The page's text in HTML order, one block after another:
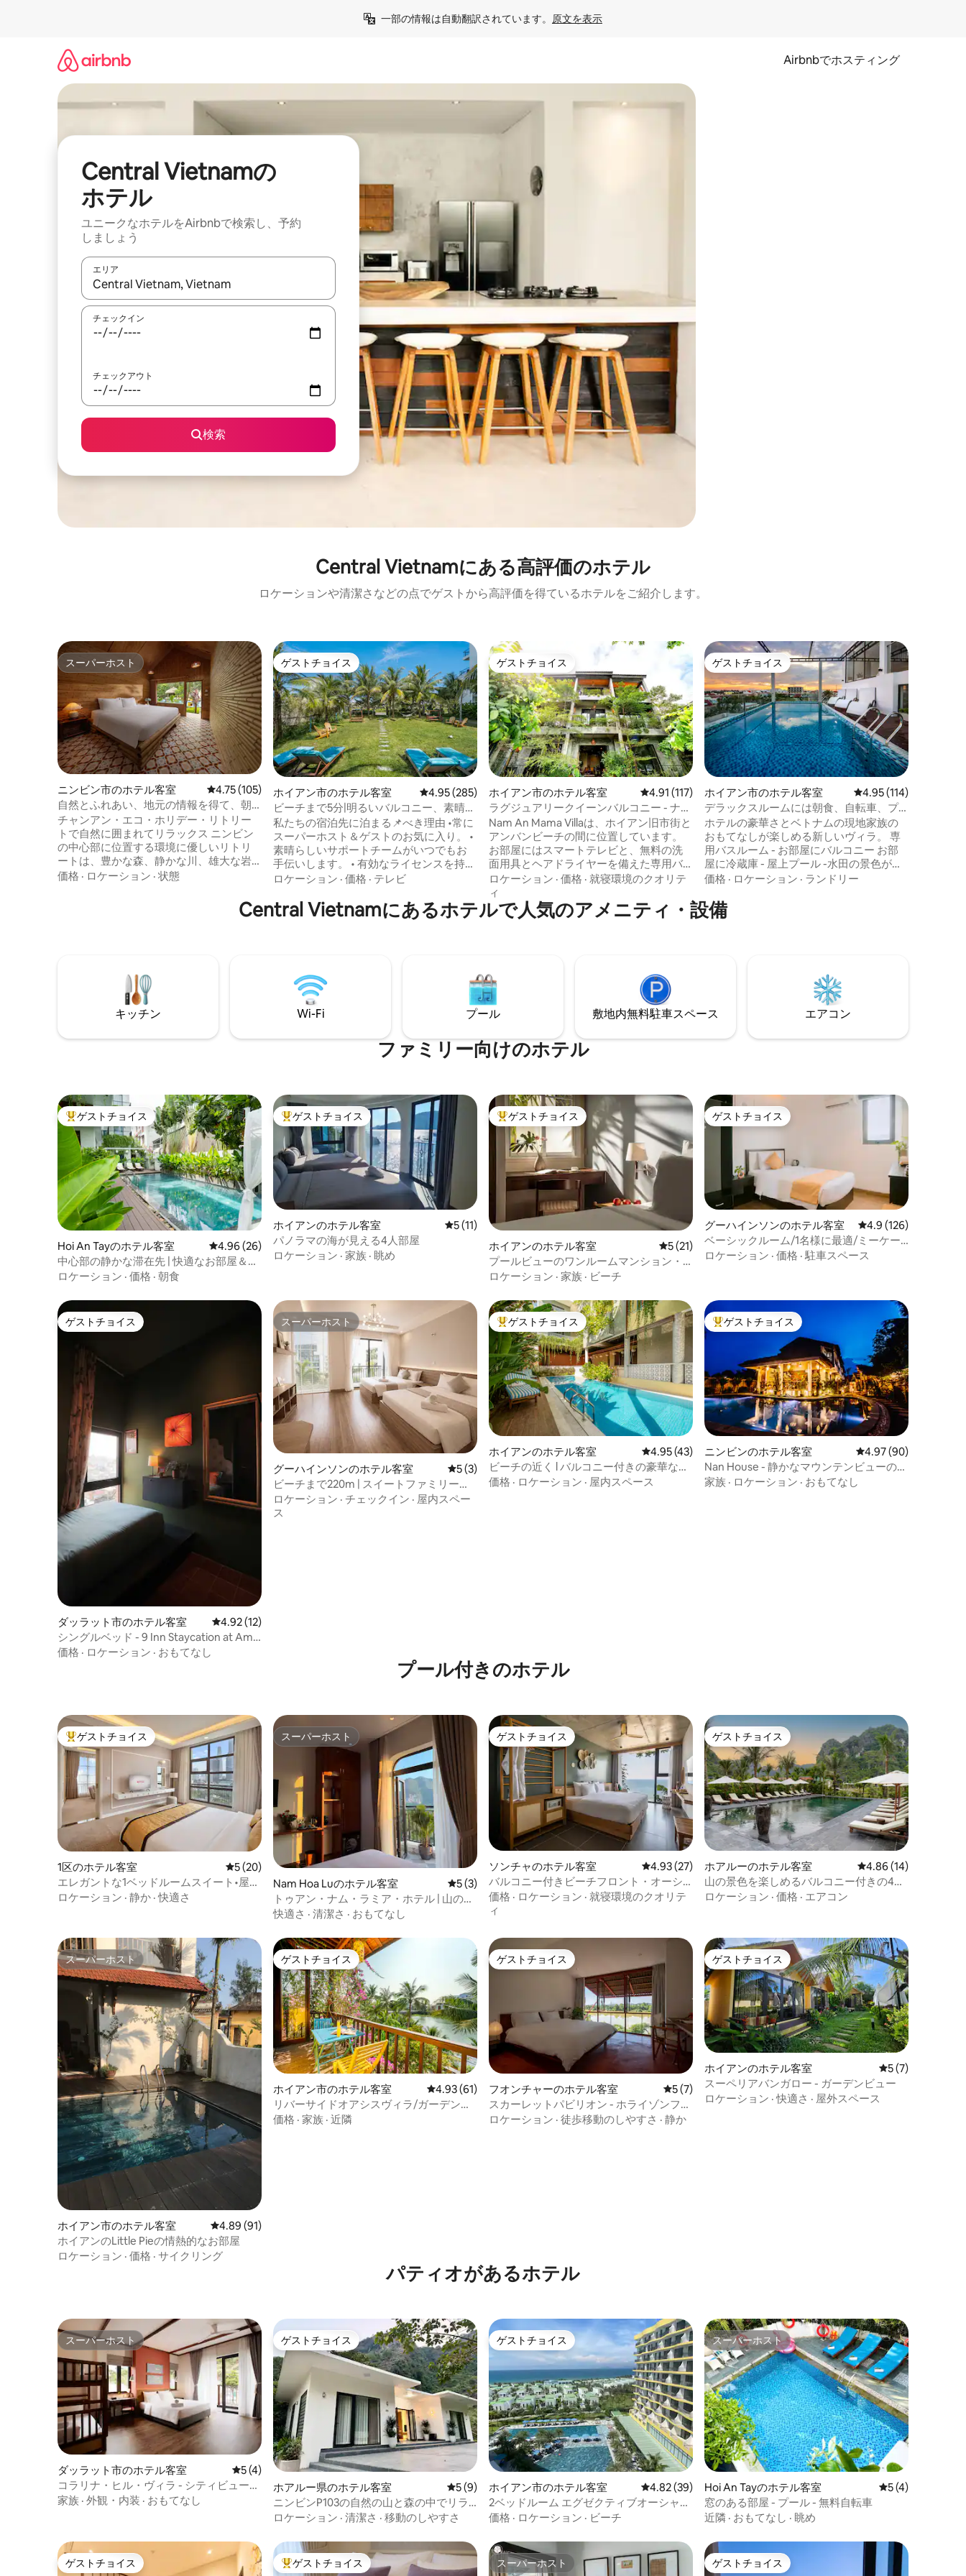
一部の情報は自動翻訳されています。 原文を表示
Airbnbでホスティング
Central Vietnamの
ホ⁠テ⁠ル
ユニークなホ⁠テ⁠ル⁠をAirbnb⁠で検⁠索⁠し⁠、予⁠約
し⁠ま⁠し⁠ょ⁠う
エリア
検索結果が表示されたら、上下の矢印キーを使って移動するか、画面をタッチまたはスワイプして検索結果を確認することができます。
チェックイン
チェックアウト
検索
Central Vietnamにある高⁠評⁠価⁠のホ⁠テ⁠ル
ロケーションや清潔さなどの点でゲストから高評価を得ているホテルをご紹介します。
スーパーホスト
スーパーホスト
ニンビン市のホテル客室 レビュー105件、5つ星中4.75つ星の平均評価
4.75 (105)
自然とふれあい、地元の情報を得て、朝
食ビュッフェを楽しもう
チャンアン・エコ・ホリデー・リトリー
トで自然に囲まれてリラックス ニンビン
の中心部に位置する環境に優しいリトリ
ートは、豊かな森、静かな川、雄大な岩
盤地帯の山々に囲まれています。 リラク
計されており、自然にインスパイアされ
た宿泊施設での平和な逃避を提供しま
グ、プール、レンタサイクル ボートツア
ーやハイキングへのアクセスが✔便利
価格 · ロケーション · 状態
ゲストチョイス
ゲストチョイス
ホイアン市のホテル客室 レビュー285件、5つ星中4.95つ星の平均評価
4.95 (285)
ビーチまで5分|明るいバルコニー、素晴ら
しいプール＆バー
私たちの宿泊先に泊まる📌べき理由 •常に
スーパーホスト＆ゲストのお気に入り。 •
素晴らしいサポートチームがいつでもお
手伝いします。 • 有効なライセンスを持つ
信頼できる企業です。 • お客様への特別オ
の経験を積んでおり、快適で思い出に残
る滞在をお届けできるよう努めていま
客様は単なるゲストではなく、私たちの
友人でもあります。
ロケーション · 価格 · テレビ
ゲストチョイス
ゲストチョイス
ホイアン市のホテル客室 レビュー117件、5つ星中4.91つ星の平均評価
4.91 (117)
ラグジュアリークイーンバルコニー - ナム
アンママヴィラ
Nam An Mama Villaは、ホイアン旧市街と
アンバンビーチの間に位置しています。
お部屋にはスマートテレビと、無料の洗
面用具とヘアドライヤーを備えた専用バ
スルームが完備されています。屋外プー
ルがあります。 宿泊施設では毎朝、朝食
をお出しします。 広々とした全室にバル
コニーが備えられており、全室禁煙で
迎のお手伝いをいたします。
ロケーション · 価格 · 就寝環境のクオリテ
ィ
ゲストチョイス
ゲストチョイス
ホイアン市のホテル客室 レビュー114件、5つ
4.95 (114)
デラックスルームには朝食、自転車、プ
ールが含まれます
ホテルの豪華さとベトナムの現地家族の
おもてなしが楽しめる新しいヴィラ。 専
用バスルーム - お部屋にバルコニー お部
屋に冷蔵庫 - 屋上プール -水田の景色が楽
しめる平穏な環境 無料の自転車 -特別な地
ルーツ -古い町とビーチの両方から10分 -
毎日無料のコーヒー/紅茶/水 -レンタル可
価格 · ロケーション · ランドリー
Central Vietnamにあるホ⁠テ⁠ル⁠で人⁠気⁠のア⁠メ⁠ニ⁠テ⁠ィ⁠・設⁠備
キッチン Wi-Fi プール 敷地内無料駐⁠車ス⁠ペ⁠ー⁠ス エアコン
ファミリー向⁠け⁠のホ⁠テ⁠ル
大好評のゲストチョイスです。
ゲストチョイス
Hoi An Tayのホテル客室 レビュー26件、5つ星中4.96つ星の平均評価
4.96 (26)
中心部の静かな滞在先 | 快適なお部屋＆素
晴らしいプール
ロケーション · 価格 · 朝食
大好評のゲストチョイスです。
ゲストチョイス
ホイアンのホテル客室 レビュー11件、5つ星中5つ星の平均評価
5 (11)
パノラマの海が見える4人部屋
ロケーション · 家族 · 眺め
大好評のゲストチョイスです。
ゲストチョイス
ホイアンのホテル客室 レビュー21件、5つ星中5つ星の平均評価
5 (21)
プールビューのワンルームマンション・
アパート
ロケーション · 家族 · ビーチ
ゲストチョイス
ゲストチョイス
グーハインソンのホテル客室 レビュー126件、5つ
4.9 (126)
ベーシックルーム/1名様に最適/ミーケー
ビーチまで2分
ロケーション · 価格 · 駐車スペース
ゲストチョイス
ゲストチョイス
ダッラット市のホテル客室 レビュー12件、5つ星中4.92つ星の平均評価
4.92 (12)
シングルベッド - 9 Inn Staycation at Am
Am Dalat
価格 · ロケーション · おもてなし
スーパーホスト
スーパーホスト
グーハインソンのホテル客室 レビュー3件、5つ星中5つ星の平均評価
5 (3)
ビーチまで220m | スイートファミリール
ーム | バスタブ＆プール
ロケーション · チェックイン · 屋内スペー
ス
大好評のゲストチョイスです。
ゲストチョイス
ホイアンのホテル客室 レビュー43件、5つ星中4.95つ星の平均評価
4.95 (43)
ビーチの近く l バルコニー付きの豪華なダ
ブルルーム l プール
価格 · ロケーション · 屋内スペース
大好評のゲストチョイスです。
ゲストチョイス
ニンビンのホテル客室 レビュー90件、5つ星
4.97 (90)
Nan House - 静かなマウンテンビューのフ
ァミリールーム！！！
家族 · ロケーション · おもてなし
プール付きのホ⁠テ⁠ル
大好評のゲストチョイスです。
ゲストチョイス
1区のホテル客室 レビュー20件、5つ星中5つ星の平均評価
5 (20)
エレガントな1ベッドルームスイート•屋上
プール•無料の朝食
ロケーション · 静か ·快適さ
スーパーホスト
スーパーホスト
Nam Hoa Luのホテル客室 レビュー3件、5つ星中5つ星の平均評価
5 (3)
トゥアン・ナム・ラミア・ホテル | 山の眺
め
快適さ · 清潔さ · おもてなし
ゲストチョイス
ゲストチョイス
ソンチャのホテル客室 レビュー27件、5つ星中4.93つ星の平均評価
4.93 (27)
バルコニー付きビーチフロント・オーシ
ャンビュールーム
価格 · ロケーション · 就寝環境のクオリテ
ィ
ゲストチョイス
ゲストチョイス
ホアルーのホテル客室 レビュー14件、5つ
4.86 (14)
山の景色を楽しめるバルコニー付きの4つ
星タムコックリゾート
ロケーション · 価格 · エアコン
スーパーホスト
スーパーホスト
ホイアン市のホテル客室 レビュー91件、5つ星中4.89つ星の平均評価
4.89 (91)
ホイアンのLittle Pieの情熱的なお部屋
ロケーション · 価格 · サイクリング
ゲストチョイス
ゲストチョイス
ホイアン市のホテル客室 レビュー61件、5つ星中4.93つ星の平均評価
4.93 (61)
リバーサイドオアシスヴィラ/ガーデンビ
ュー/4名様/朝食
価格 · 家族 · 近隣
ゲストチョイス
ゲストチョイス
フオンチャーのホテル客室 レビュー7件、5つ星中5つ星の平均評価
5 (7)
スカーレットパビリオン - ホライゾンフィ
ル
ロケーション · 徒歩移動のしやすさ · 静か
ゲストチョイス
ゲストチョイス
ホイアンのホテル客室 レビュー7件、5
5 (7)
スーペリアバンガロー - ガーデンビュー
ロケーション ·快適さ · 屋外スペース
パティオがあるホ⁠テ⁠ル
スーパーホスト
スーパーホスト
ダッラット市のホテル客室 レビュー4件、5つ星中5つ星の平均評価
5 (4)
コラリナ・ヒル・ヴィラ - シティビュー・
ファミリースイート
家族 · 外観・内装 · おもてなし
ゲストチョイス
ゲストチョイス
ホアルー県のホテル客室 レビュー9件、5つ星中5つ星の平均評価
5 (9)
ニンビンP103の自然の山と森の中でリラ
ックス
ロケーション · 清潔さ · 移動のしやすさ
ゲストチョイス
ゲストチョイス
ホイアン市のホテル客室 レビュー39件、5つ星中4.82つ星の平均評価
4.82 (39)
2ベッドルーム エグゼクティブオーシャン
ビュー/無料送迎（114）
価格 · ロケーション · ビーチ
スーパーホスト
スーパーホスト
Hoi An Tayのホテル客室 レビュー4件、5
5 (4)
窓のある部屋 - プール - 無料自転車
近隣 · おもてなし · 眺め
ゲストチョイス
ゲストチョイス 大好評のゲストチョイスです。
ゲストチョイス スーパーホスト
スーパーホスト ゲストチョイス
ゲストチョイス